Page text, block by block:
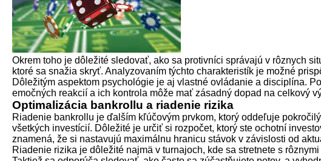
Okrem toho je dôležité sledovať, ako sa protivníci správajú v rôznych
ktoré sa snažia skryť. Analyzovaním týchto charakteristík je možné
Dôležitým aspektom psychológie je aj vlastné ovládanie a disciplína.
emočných reakcií a ich kontrola môže mať zásadný dopad na celkový
Optimalizácia bankrollu a riadenie rizika
Riadenie bankrollu je ďalším kľúčovým prvkom, ktorý oddeľuje
všetkých investícií. Dôležité je určiť si rozpočet, ktorý ste ochotní
znamená, že si nastavujú maximálnu hranicu stávok v závislosti od
Riadenie rizika je dôležité najmä v turnajoch, kde sa stretnete s